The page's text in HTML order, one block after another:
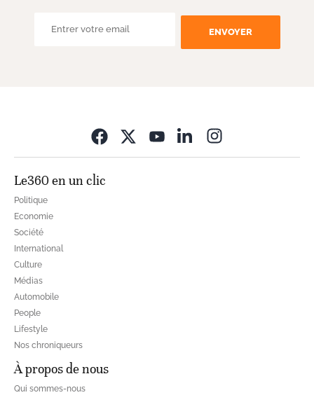
ENVOYER
Le360 en un clic
Politique
Economie
Société
International
Culture
Médias
Automobile
People
Lifestyle
Nos chroniqueurs
À propos de nous
Qui sommes-nous